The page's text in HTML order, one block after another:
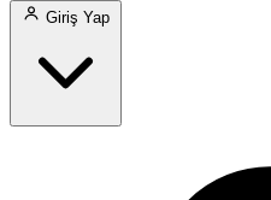
Giriş Yap